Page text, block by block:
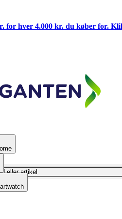
for hver 4.000 kr. du køber for.